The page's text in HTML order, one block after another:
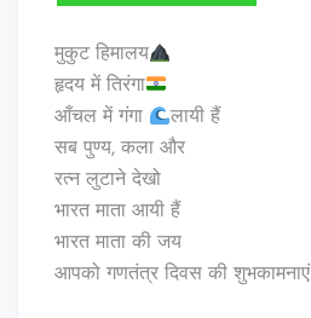
मुकुट हिमालय
हृदय में तिरंगा
आँचल में गंगा
लायी हैं
सब पुण्य, कला और
रत्न लुटाने देखो
भारत माता आयी हैं
भारत माता की जय
आपको गणतंत्र दिवस की शुभकामनाएं